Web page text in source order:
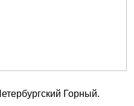
Горный.